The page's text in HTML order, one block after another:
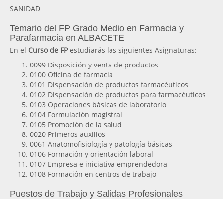
SANIDAD
Temario del FP Grado Medio en Farmacia y
Parafarmacia en ALBACETE
En el Curso de FPestudiarás las siguientes Asignaturas:
0099 Disposición y venta de productos
0100 Oficina de farmacia
0101 Dispensación de productos farmacéuticos
0102 Dispensación de productos para farmacéuticos
0103 Operaciones básicas de laboratorio
0104 Formulación magistral
0105 Promoción de la salud
0020 Primeros auxilios
0061 Anatomofisiología y patología básicas
0106 Formación y orientación laboral
0107 Empresa e iniciativa emprendedora
0108 Formación en centros de trabajo
Puestos de Trabajo y Salidas Profesionales